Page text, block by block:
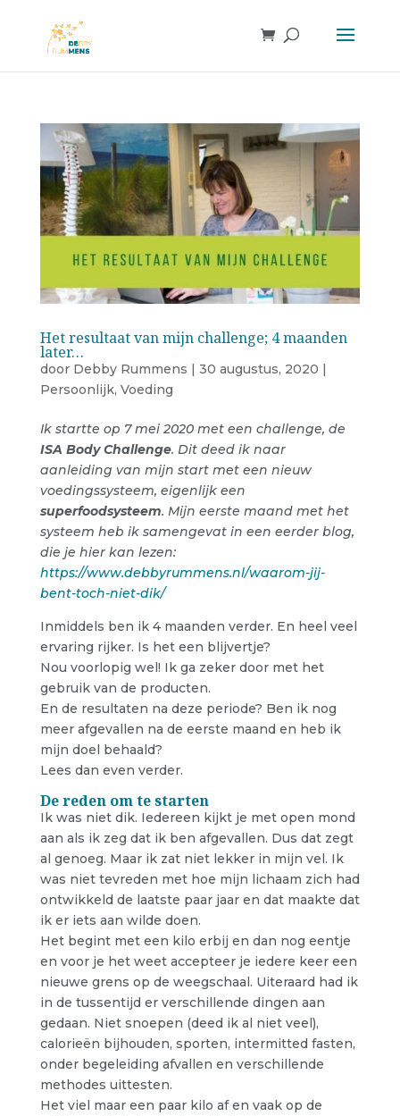
Het resultaat van mijn challenge; 4 maanden
later…
door Debby Rummens | 30 augustus, 2020 |
Persoonlijk, Voeding
Ik startte op 7 mei 2020 met een challenge, de
ISA Body Challenge. Dit deed ik naar
aanleiding van mijn start met een nieuw
voedingssysteem, eigenlijk een
superfoodsysteem. Mijn eerste maand met het
systeem heb ik samengevat in een eerder blog,
die je hier kan lezen:
https://www.debbyrummens.nl/waarom-jij-
bent-toch-niet-dik/
Inmiddels ben ik 4 maanden verder. En heel veel
ervaring rijker. Is het een blijvertje?
Nou voorlopig wel! Ik ga zeker door met het
gebruik van de producten.
En de resultaten na deze periode? Ben ik nog
meer afgevallen na de eerste maand en heb ik
mijn doel behaald?
Lees dan even verder.
De reden om te starten
Ik was niet dik. Iedereen kijkt je met open mond
aan als ik zeg dat ik ben afgevallen. Dus dat zegt
al genoeg. Maar ik zat niet lekker in mijn vel. Ik
was niet tevreden met hoe mijn lichaam zich had
ontwikkeld de laatste paar jaar en dat maakte dat
ik er iets aan wilde doen.
Het begint met een kilo erbij en dan nog eentje
en voor je het weet accepteer je iedere keer een
nieuwe grens op de weegschaal. Uiteraard had ik
in de tussentijd er verschillende dingen aan
gedaan. Niet snoepen (deed ik al niet veel),
calorieën bijhouden, sporten, intermitted fasten,
onder begeleiding afvallen en verschillende
methodes uittesten.
Het viel maar een paar kilo af en vaak op de